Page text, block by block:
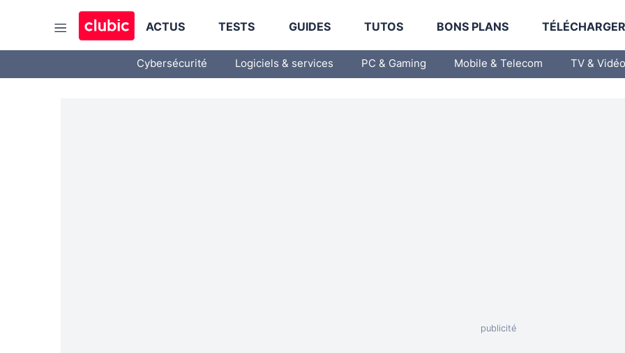
ACTUS TESTS GUIDES TUTOS BONS PLANS
Cybersécurité Logiciels & services PC & Gaming Mobile & Telecom TV & Vidéo